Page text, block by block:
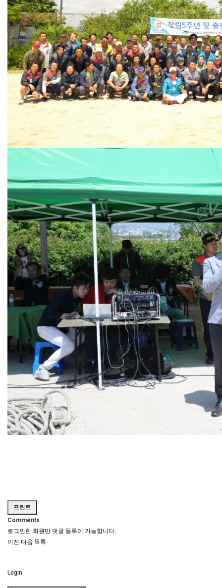
프린트
Comments
로그인한 회원만 댓글 등록이 가능합니다.
이전 다음 목록
Login